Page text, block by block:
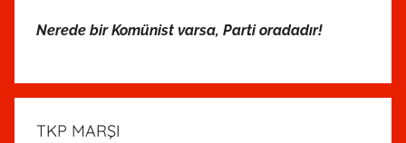
Nerede bir Komünist varsa, Parti oradadır!
TKP MARŞI